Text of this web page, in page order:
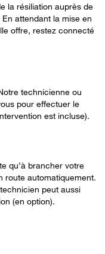
la résiliation auprès de
attendant la mise en
offre, restez connecté
technicienne ou
pour effectuer le
est incluse).
qu’à brancher votre
route automatiquement.
peut aussi
(en option).